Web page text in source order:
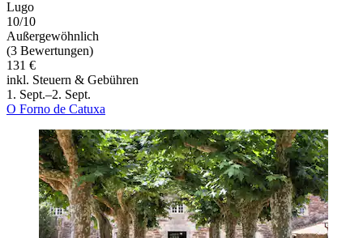
Lugo
10/10
Außergewöhnlich
(3 Bewertungen)
131 €
inkl. Steuern & Gebühren
1. Sept.–2. Sept.
O Forno de Catuxa